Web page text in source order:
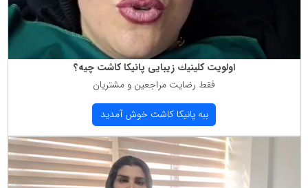
اولویت كلینیك زیبایی پانیكا كاشت چیه؟
فقط رضایت مراجعین و مشتریان
ببه پانیكا كاشت خوش آمدید